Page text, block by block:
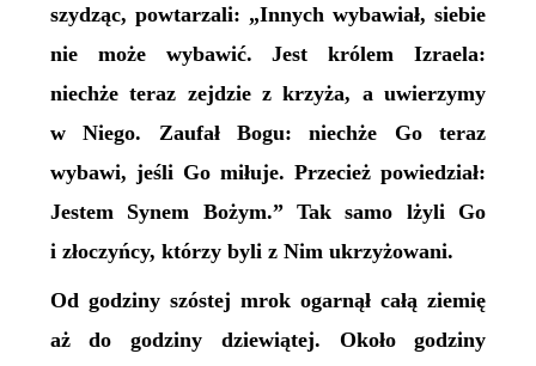
szydząc, powtarzali: „Innych wybawiał, siebie
nie może wybawić. Jest królem Izraela:
niechże teraz zejdzie z krzyża, a uwierzymy
w Niego. Zaufał Bogu: niechże Go teraz
wybawi, jeśli Go miłuje. Przecież powiedział:
Jestem Synem Bożym.” Tak samo lżyli Go
i złoczyńcy, którzy byli z Nim ukrzyżowani.
Od godziny szóstej mrok ogarnął całą ziemię
aż do godziny dziewiątej. Około godziny